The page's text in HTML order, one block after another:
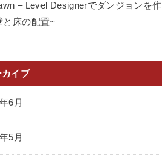
– Level Designerでダンジョンを作
と床の配置~
カイブ
6月
5月